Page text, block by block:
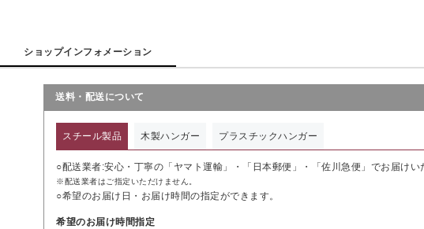
ショップインフォメーション
送料・配送について
スチール製品 木製ハンガー プラスチックハンガー
○配送業者:安心・丁寧の「ヤマト運輸」・「日本郵便」・「佐川急便」でお届けい
※配送業者はご指定いただけません。
○希望のお届け日・お届け時間の指定ができます。
希望のお届け時間指定